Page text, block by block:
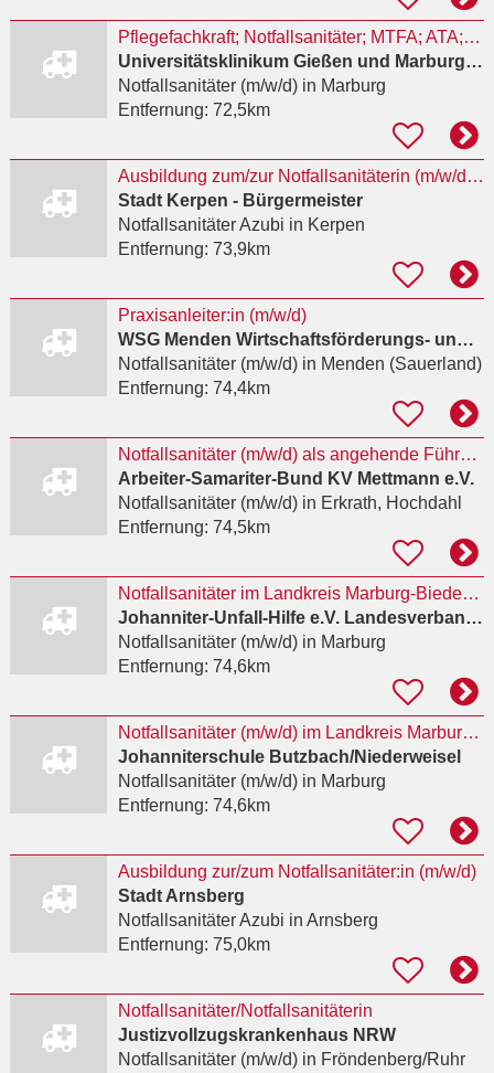
Pflegefachkraft; Notfallsanitäter; MTFA; ATA; OTA Marburg
Universitätsklinikum Gießen und Marburg GmbH
Notfallsanitäter (m/w/d)in Marburg
Entfernung: 72,5km
Ausbildung zum/zur Notfallsanitäterin (m/w/d) mit der Möglichkeit der anschließenden Ausbildung
Stadt Kerpen - Bürgermeister
Notfallsanitäter Azubi in Kerpen
Entfernung: 73,9km
Praxisanleiter:in (m/w/d)
WSG Menden Wirtschaftsförderungs- und Stadtentwicklungsgesellschaft Menden GmbH
Notfallsanitäter (m/w/d)in Menden (Sauerland)
Entfernung: 74,4km
Notfallsanitäter (m/w/d) als angehende Führungskraft
Arbeiter-Samariter-Bund KV Mettmann e.V.
Notfallsanitäter (m/w/d)in Erkrath, Hochdahl
Entfernung: 74,5km
Notfallsanitäter im Landkreis Marburg-Biedenkopf mit der Zusatzqualifikation Praxisanleiter (m/w/d)
Johanniter-Unfall-Hilfe e.V. Landesverband Hessen/Rheinland-Pfalz/Saar
Notfallsanitäter (m/w/d)in Marburg
Entfernung: 74,6km
Notfallsanitäter (m/w/d) im Landkreis Marburg-Biedenkopf
Johanniterschule Butzbach/Niederweisel
Notfallsanitäter (m/w/d)in Marburg
Entfernung: 74,6km
Ausbildung zur/zum Notfallsanitäter:in (m/w/d)
Stadt Arnsberg
Notfallsanitäter Azubi in Arnsberg
Entfernung: 75,0km
Notfallsanitäter/Notfallsanitäterin
Justizvollzugskrankenhaus NRW
Notfallsanitäter (m/w/d)in Fröndenberg/Ruhr